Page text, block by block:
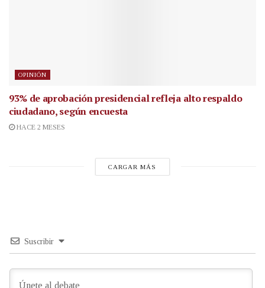
OPINIÓN
93% de aprobación presidencial refleja alto respaldo
ciudadano, según encuesta
HACE 2 MESES
CARGAR MÁS
Suscribir